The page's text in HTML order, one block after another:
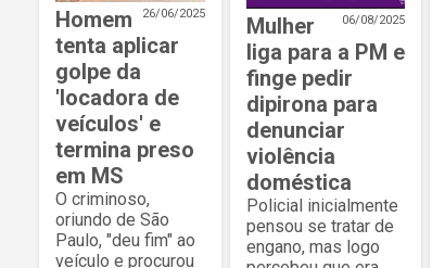
26/06/2025
Homem
tenta aplicar
golpe da
'locadora de
veículos' e
termina preso
em MS
O criminoso,
oriundo de São
Paulo, "deu fim" ao
veículo e procurou
06/08/2025
Mulher
liga para a PM e
finge pedir
dipirona para
denunciar
violência
doméstica
Policial inicialmente
pensou se tratar de
engano, mas logo